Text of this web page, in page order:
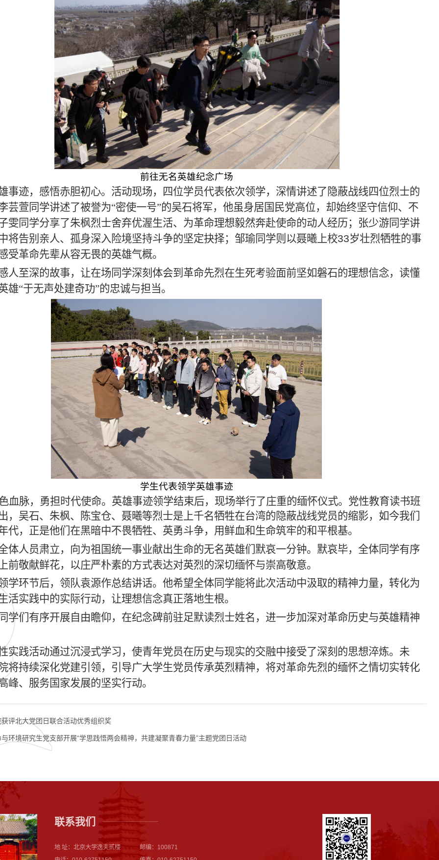
前往无名英雄纪念广场
事迹，感悟赤胆初心。 活动现场，四位学员代表依次领学，深情讲述了隐蔽战线四位烈士的
芸萱同学讲述了被誉为“密使一号”的吴石将军，他虽身居国民党高位，却始终坚守信仰、不
雯同学分享了朱枫烈士舍弃优渥生活、为革命理想毅然奔赴使命的动人经历；张少游同学讲
将告别亲人、孤身深入险境坚持斗争的坚定抉择；邹瑜同学则以聂曦上校33岁壮烈牺牲的事
受革命先辈从容无畏的英雄气概。
人至深的故事，让在场同学深刻体会到革命先烈在生死考验面前坚如磐石的理想信念，读懂
雄“于无声处建奇功”的忠诚与担当。
学生代表领学英雄事迹
血脉，勇担时代使命。 英雄事迹领学结束后，现场举行了庄重的缅怀仪式。党性教育读书班
，吴石、朱枫、陈宝仓、聂曦等烈士是上千名牺牲在台湾的隐蔽战线党员的缩影，如今我们
代，正是他们在黑暗中不畏牺牲、英勇斗争，用鲜血和生命筑牢的和平根基。
体人员肃立，向为祖国统一事业献出生命的无名英雄们默哀一分钟。默哀毕，全体同学有序
前敬献鲜花，以庄严朴素的方式表达对英烈的深切缅怀与崇高敬意。
学环节后，领队袁源作总结讲话。他希望全体同学能将此次活动中汲取的精神力量，转化为
活实践中的实际行动，让理想信念真正落地生根。
学们有序开展自由瞻仰，在纪念碑前驻足默读烈士姓名，进一步加深对革命历史与英雄精神
实践活动通过沉浸式学习，使青年党员在历史与现实的交融中接受了深刻的思想淬炼。未
将持续深化党建引领，引导广大学生党员传承英烈精神，将对革命先烈的缅怀之情切实转化
峰、服务国家发展的坚实行动。
评北大党团日联合活动优秀组织奖
环境研究生党支部开展“学思践悟两会精神，共建凝聚青春力量”主题党团日活动
联系我们
地 址：北京大学逸夫贰楼
邮编：100871